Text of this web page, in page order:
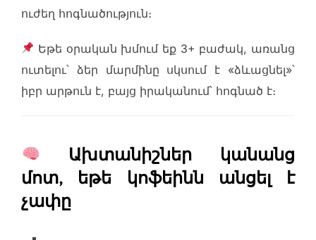
ուժեղ հոգնածություն։
Եթե օրական խմում եք 3+ բաժակ, առանց
ուտելու՝ ձեր մարմինը սկսում է «ձևացնել»՝
իբր արթուն է, բայց իրականում՝ հոգնած է։
Ախտանիշներ կանանց
մոտ, եթե կոֆեինն անցել է
չափը